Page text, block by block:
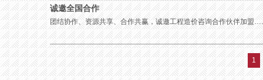
诚邀全国合作
团结协作、资源共享、合作共赢，诚邀工程造价咨询合作伙伴加盟
1